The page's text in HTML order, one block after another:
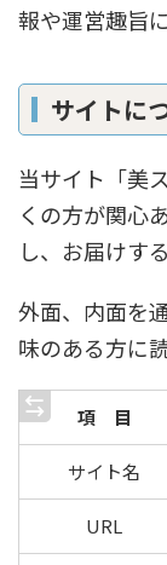
報や運営趣旨
サイトに
当サイト「美
くの方が関心
し、お届けす
外面、内面を
味のある方に
項 目
サイト名
URL